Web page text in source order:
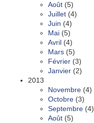
Août (5)
Juillet (4)
Juin (4)
Mai (5)
Avril (4)
Mars (5)
Février (3)
Janvier (2)
2013
Novembre (4)
Octobre (3)
Septembre (4)
Août (5)